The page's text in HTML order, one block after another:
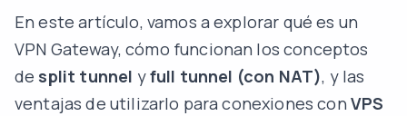
En este artículo, vamos a explorar qué es un
VPN Gateway, cómo funcionan los conceptos
de split tunnel yfull tunnel (con NAT), y las
ventajas de utilizarlo para conexiones con VPS